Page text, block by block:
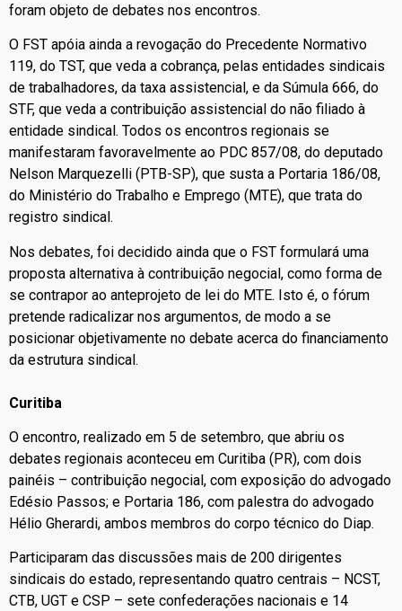
foram objeto de debates nos encontros.
O FST apóia ainda a revogação do Precedente Normativo
119, do TST, que veda a cobrança, pelas entidades sindicais
de trabalhadores, da taxa assistencial, e da Súmula 666, do
STF, que veda a contribuição assistencial do não filiado à
entidade sindical. Todos os encontros regionais se
manifestaram favoravelmente ao PDC 857/08, do deputado
Nelson Marquezelli (PTB-SP), que susta a Portaria 186/08,
do Ministério do Trabalho e Emprego (MTE), que trata do
registro sindical.
Nos debates, foi decidido ainda que o FST formulará uma
proposta alternativa à contribuição negocial, como forma de
se contrapor ao anteprojeto de lei do MTE. Isto é, o fórum
pretende radicalizar nos argumentos, de modo a se
posicionar objetivamente no debate acerca do financiamento
da estrutura sindical.
Curitiba
O encontro, realizado em 5 de setembro, que abriu os
debates regionais aconteceu em Curitiba (PR), com dois
painéis – contribuição negocial, com exposição do advogado
Edésio Passos; e Portaria 186, com palestra do advogado
Hélio Gherardi, ambos membros do corpo técnico do Diap.
Participaram das discussões mais de 200 dirigentes
sindicais do estado, representando quatro centrais – NCST,
CTB, UGT e CSP – sete confederações nacionais e 14